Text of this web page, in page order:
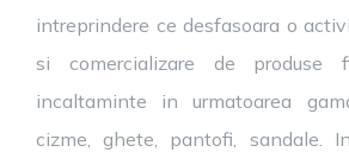
intreprindere ce desfasoara o
si comercializare de produse
incaltaminte in urmatoarea
cizme, ghete, pantofi, sandale.